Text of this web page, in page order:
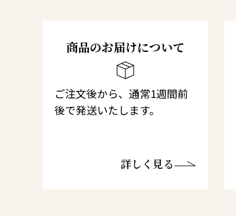
商品のお届けについて
ご注文後から、通常1週間前
後で発送いたします。
詳しく見る